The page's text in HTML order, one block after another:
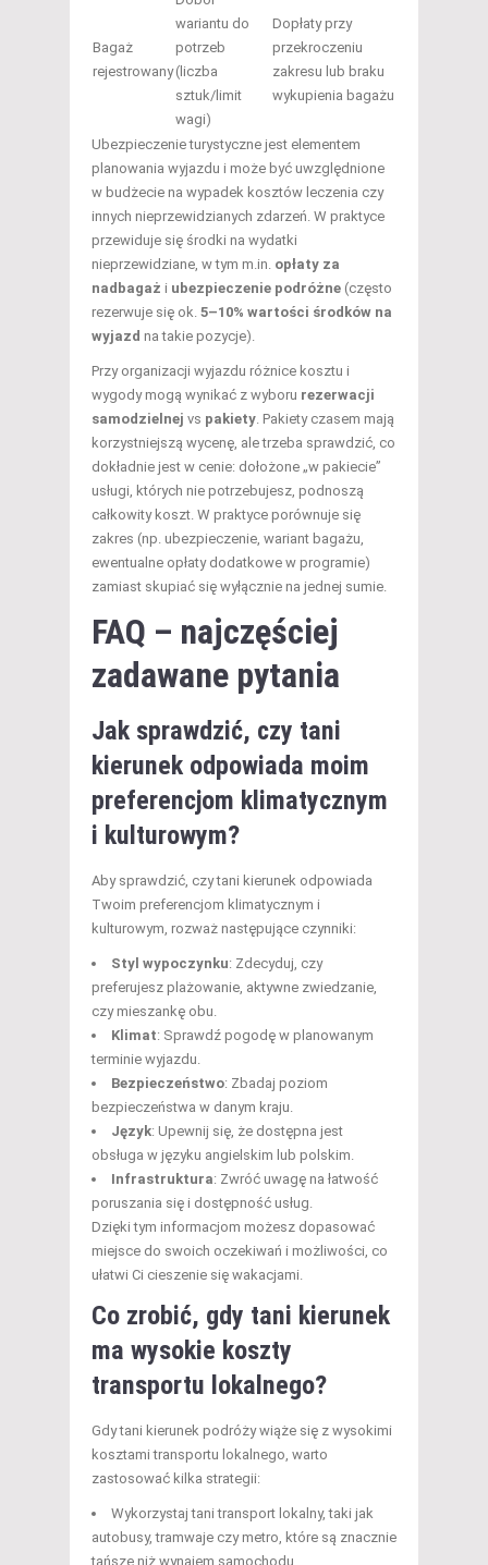
Bagaż
rejestrowany
wariantu do
potrzeb
(liczba
sztuk/limit
wagi)
Dopłaty przy
przekroczeniu
zakresu lub braku
wykupienia bagażu
Ubezpieczenie turystyczne jest elementem
planowania wyjazdu i może być uwzględnione
w budżecie na wypadek kosztów leczenia czy
innych nieprzewidzianych zdarzeń. W praktyce
przewiduje się środki na wydatki
nieprzewidziane, w tym m.in. opłaty za
nadbagaż i ubezpieczenie podróżne (często
rezerwuje się ok. 5–10% wartości środków na
wyjazd na takie pozycje).
Przy organizacji wyjazdu różnice kosztu i
wygody mogą wynikać z wyboru rezerwacji
samodzielnej vs pakiety. Pakiety czasem mają
korzystniejszą wycenę, ale trzeba sprawdzić, co
dokładnie jest w cenie: dołożone „w pakiecie”
usługi, których nie potrzebujesz, podnoszą
całkowity koszt. W praktyce porównuje się
zakres (np. ubezpieczenie, wariant bagażu,
ewentualne opłaty dodatkowe w programie)
zamiast skupiać się wyłącznie na jednej sumie.
FAQ – najczęściej
zadawane pytania
Jak sprawdzić, czy tani
kierunek odpowiada moim
preferencjom klimatycznym
i kulturowym?
Aby sprawdzić, czy tani kierunek odpowiada
Twoim preferencjom klimatycznym i
kulturowym, rozważ następujące czynniki:
Styl wypoczynku: Zdecyduj, czy
preferujesz plażowanie, aktywne zwiedzanie,
czy mieszankę obu.
Klimat: Sprawdź pogodę w planowanym
terminie wyjazdu.
Bezpieczeństwo: Zbadaj poziom
bezpieczeństwa w danym kraju.
Język: Upewnij się, że dostępna jest
obsługa w języku angielskim lub polskim.
Infrastruktura: Zwróć uwagę na łatwość
poruszania się i dostępność usług.
Dzięki tym informacjom możesz dopasować
miejsce do swoich oczekiwań i możliwości, co
ułatwi Ci cieszenie się wakacjami.
Co zrobić, gdy tani kierunek
ma wysokie koszty
transportu lokalnego?
Gdy tani kierunek podróży wiąże się z wysokimi
kosztami transportu lokalnego, warto
zastosować kilka strategii:
Wykorzystaj tani transport lokalny, taki jak
autobusy, tramwaje czy metro, które są znacznie
tańsze niż wynajem samochodu.